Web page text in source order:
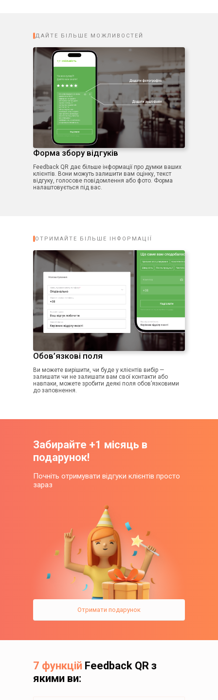
ДАЙТЕ БІЛЬШЕ МОЖЛИВОСТЕЙ
Форма збору відгуків
Feedback QR дає більше інформації про думки ваших
клієнтів. Вони можуть залишити вам оцінку, текст
відгуку, голосове повідомлення або фото. Форма
налаштовується під вас.
ОТРИМАЙТЕ БІЛЬШЕ ІНФОРМАЦІЇ
Обов’язкові поля
Ви можете вирішити, чи буде у клієнтів вибір —
залишати чи не залишати вам свої контакти або
навпаки, можете зробити деякі поля обов’язковими
до заповнення.
Забирайте +1 місяць в
подарунок!
Почніть отримувати відгуки клієнтів просто
зараз
Отримати подарунок
7 функцій Feedback QR з
якими ви: